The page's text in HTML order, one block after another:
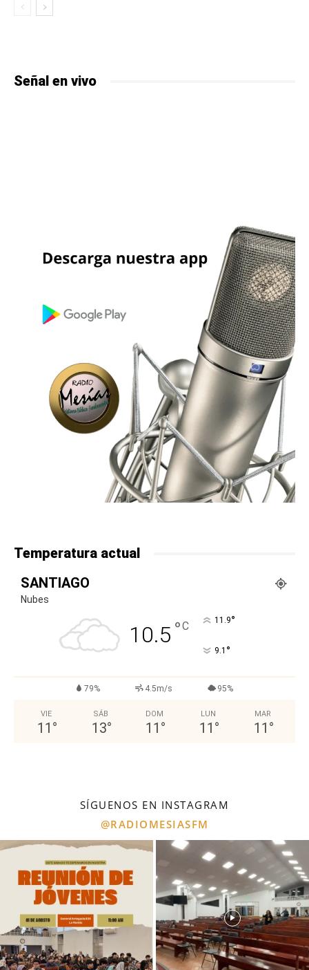
Señal en vivo
Temperatura actual
SANTIAGO
Nubes
10.5 °C 11.9°
9.1 °
79% 4.5m/s 95%
VIE
11 °
SÁB
13°
DOM
11 °
LUN
11 °
MAR
11 °
SÍGUENOS EN INSTAGRAM
@RADIOMESIASFM